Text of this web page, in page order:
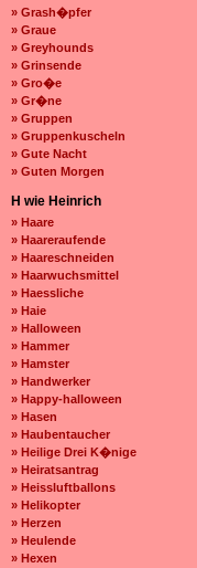
» Grash�pfer
» Graue
» Greyhounds
» Grinsende
» Gro�e
» Gr�ne
» Gruppen
» Gruppenkuscheln
» Gute Nacht
» Guten Morgen
H wie Heinrich
» Haare
» Haareraufende
» Haareschneiden
» Haarwuchsmittel
» Haessliche
» Haie
» Halloween
» Hammer
» Hamster
» Handwerker
» Happy-halloween
» Hasen
» Haubentaucher
» Heilige Drei K�nige
» Heiratsantrag
» Heissluftballons
» Helikopter
» Herzen
» Heulende
» Hexen